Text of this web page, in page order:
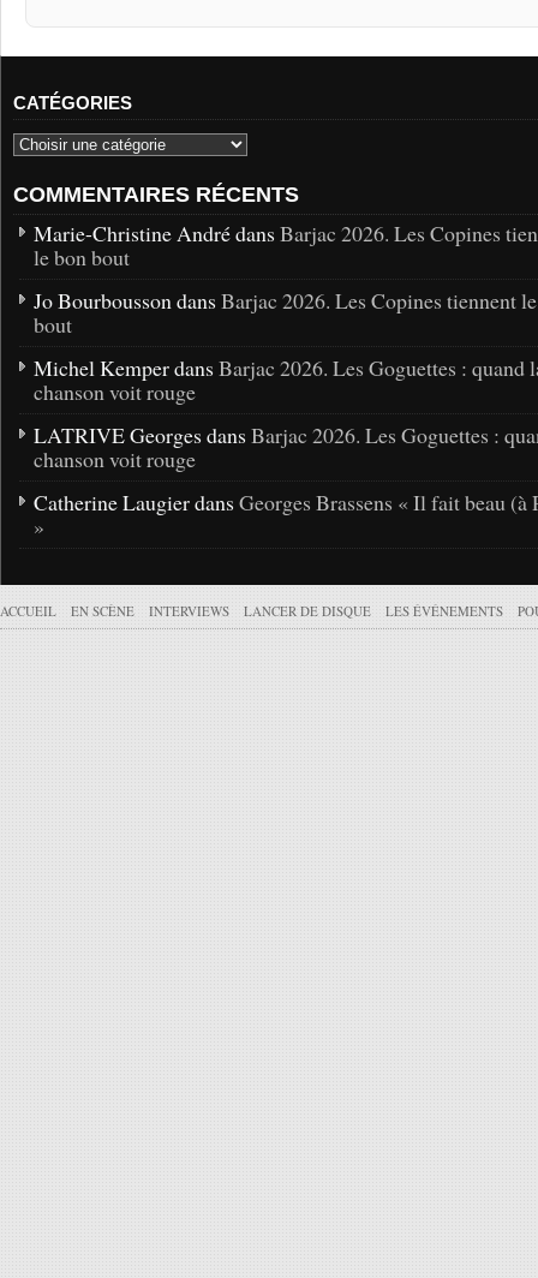
CATÉGORIES
COMMENTAIRES RÉCENTS
Marie-Christine André dans Barjac 2026. Les Copines
le bon bout
Jo Bourbousson dans Barjac 2026. Les Copines tiennent
bout
Michel Kemper dans Barjac 2026. Les Goguettes : quand
chanson voit rouge
LATRIVE Georges dans Barjac 2026. Les Goguettes :
chanson voit rouge
Catherine Laugier dans Georges Brassens « Il fait beau (à
»
ACCUEIL EN SCÈNE INTERVIEWS LANCER DE DISQUE LES ÉVÉNEMENTS